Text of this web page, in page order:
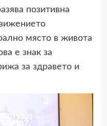
позитивна
място в живота
е знак за
за здравето и